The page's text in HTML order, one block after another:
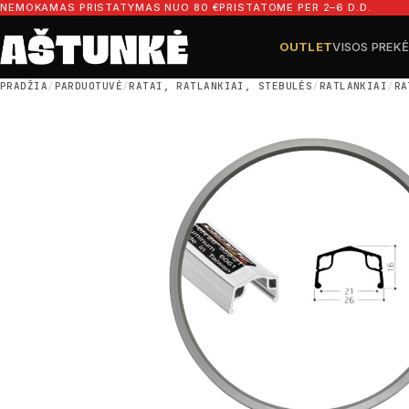
Pereiti prie turinio
NEMOKAMAS PRISTATYMAS NUO 80 €PRISTATOME PER 2–6 D.D.
OUTLETVISOS
Ieškoti dalių
Ieškoti
PRADŽIA/PARDUOTUVĖ/RATAI, RATLANKIAI, STEBULĖS/RATLANKIAI /